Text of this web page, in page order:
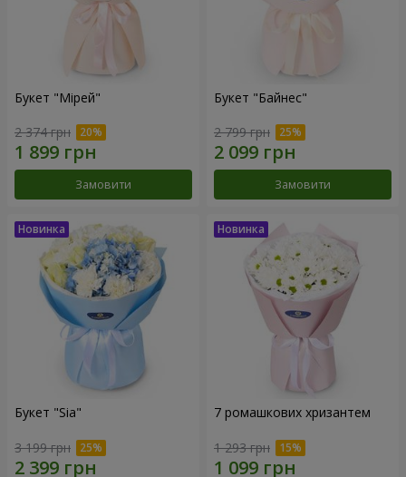
Букет "Мірей"
2 374 грн
Замовити
Букет "Байнес"
2 799 грн
Замовити
Букет "Sia"
3 199 грн
7 ромашкових хризантем
1 293 грн